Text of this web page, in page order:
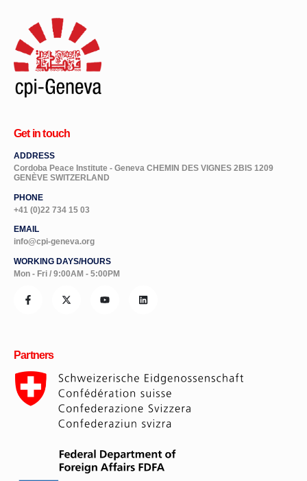
Get in touch
ADDRESS
Cordoba Peace Institute - Geneva CHEMIN DES VIGNES 2BIS 1209
GENÈVE SWITZERLAND
PHONE
+41 (0)22 734 15 03
EMAIL
info@cpi-geneva.org
WORKING DAYS/HOURS
Mon - Fri / 9:00AM - 5:00PM
Partners